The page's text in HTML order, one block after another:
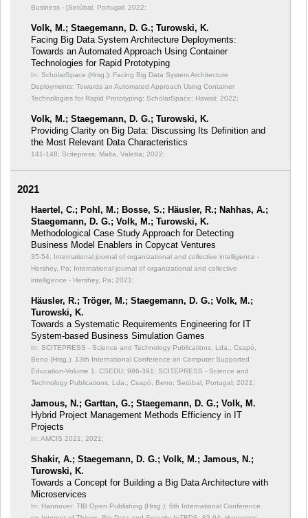
Business - [Setúbal, Portugal; 2022;
Volk, M.; Staegemann, D. G.; Turowski, K.
Facing Big Data System Architecture Deployments:
Towards an Automated Approach Using Container
Technologies for Rapid Prototyping
In: ScholarSpace (Hrsg.): Facing Big Data System Architecture
Deployments: Towards an Automated Approach Using Container
Technologies for Rapid Prototyping; ScholarSpace; Hawaii; 2022;
Volk, M.; Staegemann, D. G.; Turowski, K.
Providing Clarity on Big Data: Discussing Its Definition and
the Most Relevant Data Characteristics
141-148; Scitepress; Malta, Valetta; 2022;
2021
Haertel, C.; Pohl, M.; Bosse, S.; Häusler, R.; Nahhas, A.;
Staegemann, D. G.; Volk, M.; Turowski, K.
Methodological Case Study Approach for Detecting
Business Model Enablers in Copycat Ventures
35-54; International journal of organizational and collective intelligence -
Hershey, Pa; International journal of organizational and collective
intelligence - Hershey, Pa; 2021;
Häusler, R.; Tröger, M.; Staegemann, D. G.; Volk, M.;
Turowski, K.
Towards a Systematic Requirements Engineering for IT
System-based Business Simulation Games
In: SCITEPRESS - Science and Technology Publications, Lda.; Csapó,
Beno (Hrsg.): 13th International Conference on Computer Supported
Education-Volume 1: CSEDU; 986-391; SCITEPRESS - Science and
Technology Publications, Lda.; Csapó, Beno; Setúbal, Portugal; 2021;
Jamous, N.; Garttan, G.; Staegemann, D. G.; Volk, M.
Hybrid Project Management Methods Efficiency in IT
Projects
In: AMCIS 2021; 2021;
Shakir, A.; Staegemann, D. G.; Volk, M.; Jamous, N.;
Turowski, K.
Towards a Concept for Building a Big Data Architecture with
Microservices
In: Hannover: TIB Open Publishing (Hrsg.): 6th International Conference